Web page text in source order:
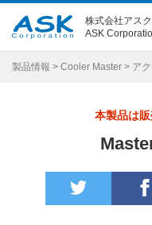
株式会社アスク
ASK
製品情報 > Cooler Master > ア
本製品は